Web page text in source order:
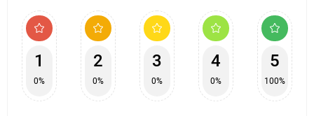
1
0%
2
0%
3
0%
4
0%
5
100%